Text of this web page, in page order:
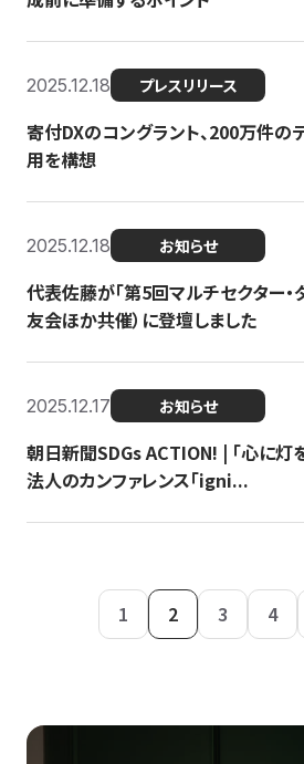
2025.12.18 プレスリリース
寄付DXのコングラント、200万件の
用を構想
2025.12.18 お知らせ
代表佐藤が「第5回マルチセクター・
友会ほか共催）に登壇しました
2025.12.17 お知らせ
朝日新聞SDGs ACTION! | 「心に灯
法人のカンファレンス「igni...
1 2 3 4